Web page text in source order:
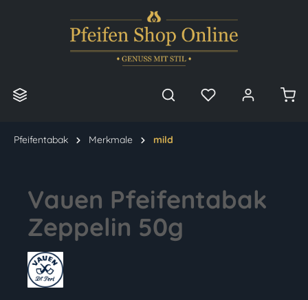
Pfeifentabak Merkmale mild
Vauen Pfeifentabak
Zeppelin 50g